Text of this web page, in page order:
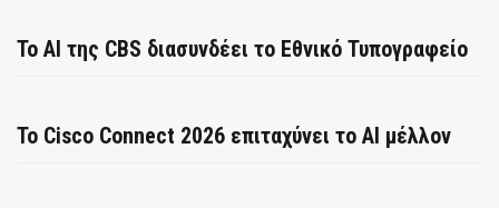
Το AI της CBS διασυνδέει το Εθνικό Τυπογραφείο
Το Cisco Connect 2026 επιταχύνει το AI μέλλον